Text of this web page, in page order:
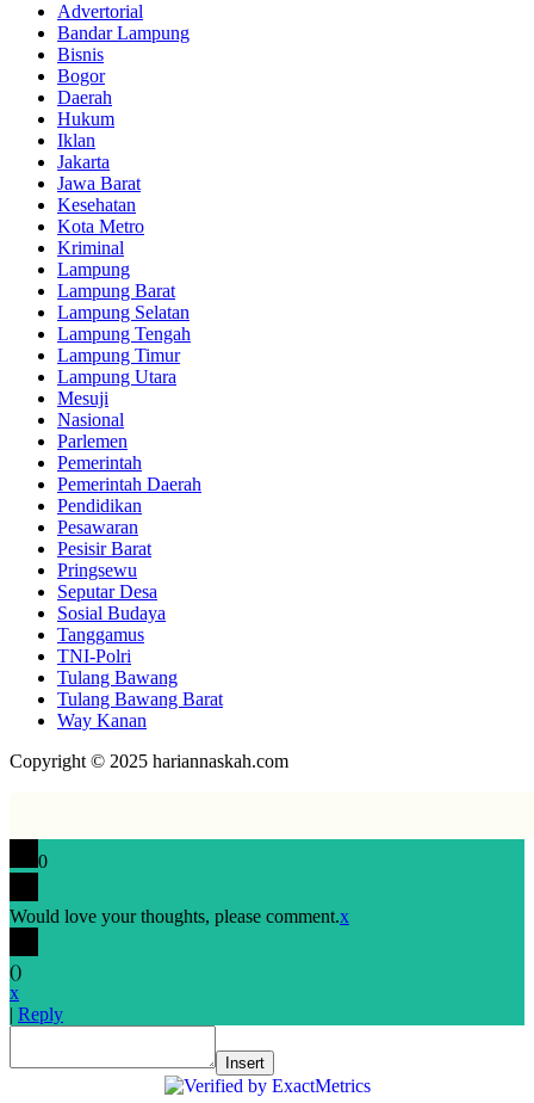
Advertorial
Bandar Lampung
Bisnis
Bogor
Daerah
Hukum
Iklan
Jakarta
Jawa Barat
Kesehatan
Kota Metro
Kriminal
Lampung
Lampung Barat
Lampung Selatan
Lampung Tengah
Lampung Timur
Lampung Utara
Mesuji
Nasional
Parlemen
Pemerintah
Pemerintah Daerah
Pendidikan
Pesawaran
Pesisir Barat
Pringsewu
Seputar Desa
Sosial Budaya
Tanggamus
TNI-Polri
Tulang Bawang
Tulang Bawang Barat
Way Kanan
Copyright © 2025 hariannaskah.com
0
Would love your thoughts, please comment.x
()
x
| Reply
Insert